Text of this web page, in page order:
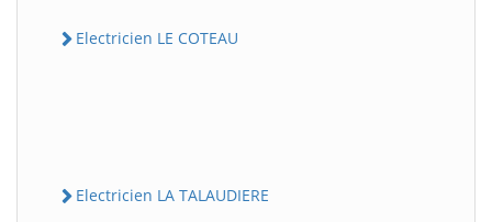
Electricien LE COTEAU
Electricien LA TALAUDIERE